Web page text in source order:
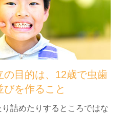
の目的は、12歳で虫歯
を作ること
詰めたりするところではな